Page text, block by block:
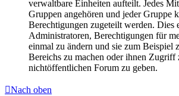
verwaltbare Einheiten aufteilt. Jedes
Gruppen angehören und jeder Gruppe
Berechtigungen zugeteilt werden. Dies
Administratoren, Berechtigungen für
einmal zu ändern und sie zum Beispiel
Bereichs zu machen oder ihnen Zugriff
nichtöffentlichen Forum zu geben.
Nach oben